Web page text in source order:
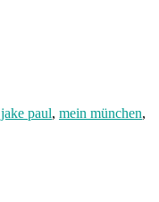
jake paul, mein münchen,